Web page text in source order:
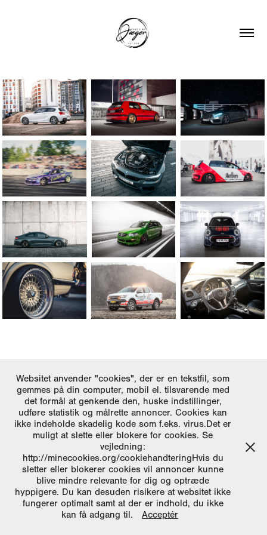
Tilbage til toppen
All images © Photo by Jæger
Websitet anvender "cookies", der er en tekstfil, som
gemmes på din computer, mobil el. tilsvarende med
det formål at genkende den, huske indstillinger,
udføre statistik og målrette annoncer. Cookies kan
ikke indeholde skadelig kode som f.eks. virus.Det er
muligt at slette eller blokere for cookies. Se
vejledning:
http://minecookies.org/cookiehandteringHvis du
sletter eller blokerer cookies vil annoncer kunne
blive mindre relevante for dig og optræde
hyppigere. Du kan desuden risikere at websitet ikke
fungerer optimalt samt at der er indhold, du ikke
kan få adgang til.
Acceptér